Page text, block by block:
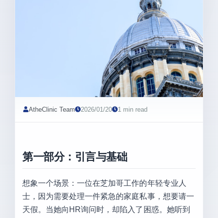
AtheClinic Team 2026/01/20 1 min read
第一部分：引言与基础
想象一个场景：一位在芝加哥工作的年轻专业人
士，因为需要处理一件紧急的家庭私事，想要请一
天假。当她向HR询问时，却陷入了困惑。她听到